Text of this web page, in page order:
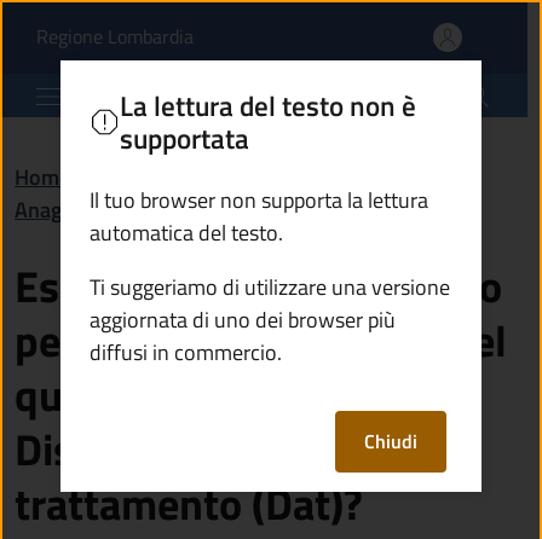
Esiste un modulo
Regione Lombardia(apre in un'altra scheda).
Comune di Ono San Pietro
Home
Anagrafe e stato civile
Esiste un modulo previsto
per legge per il tramite del
quale esprimere le
Disposizioni anticipate di
trattamento (Dat)?
La lettura del testo non è
supportata
Il tuo browser non supporta la lettura
automatica del testo.
Ti suggeriamo di utilizzare una versione
aggiornata di uno dei browser più
diffusi in commercio.
Chiudi